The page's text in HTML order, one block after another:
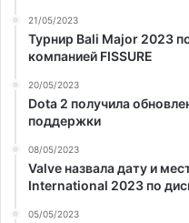
21/05/2023
Турнир Bali Major 2023
компанией FISSURE
20/05/2023
Dota 2 получила
поддержки
08/05/2023
Valve назвала дату и
International 2023 по
05/05/2023